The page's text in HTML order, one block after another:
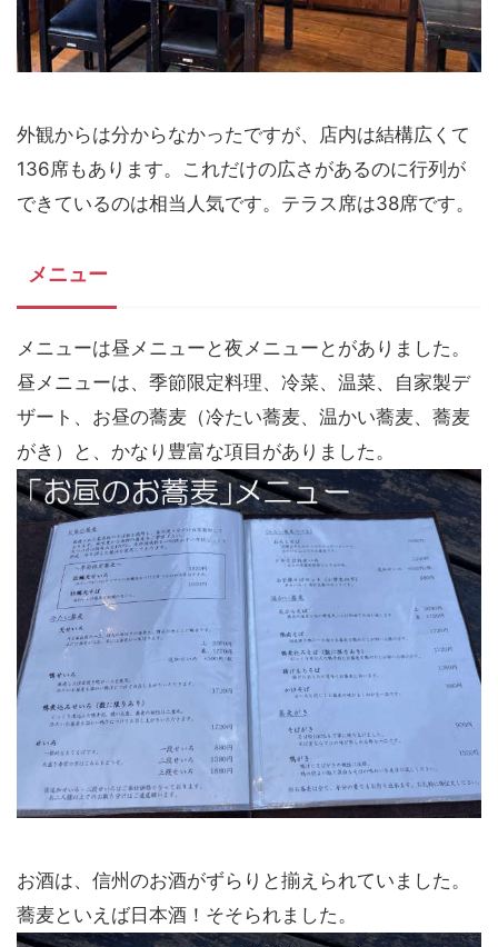
外観からは分からなかったですが、店内は結構広くて
136席もあります。これだけの広さがあるのに行列が
できているのは相当人気です。テラス席は38席です。
メニュー
メニューは昼メニューと夜メニューとがありました。
昼メニューは、季節限定料理、冷菜、温菜、自家製デ
ザート、お昼の蕎麦（冷たい蕎麦、温かい蕎麦、蕎麦
がき）と、かなり豊富な項目がありました。
お酒は、信州のお酒がずらりと揃えられていました。
蕎麦といえば日本酒！そそられました。